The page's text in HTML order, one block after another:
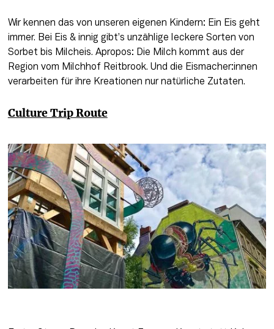
Wir kennen das von unseren eigenen Kindern: Ein Eis geht
immer. Bei Eis & innig gibt’s unzählige leckere Sorten von
Sorbet bis Milcheis. Apropos: Die Milch kommt aus der
Region vom Milchhof Reitbrook. Und die Eismacher:innen
verarbeiten für ihre Kreationen nur natürliche Zutaten.
Culture Trip Route